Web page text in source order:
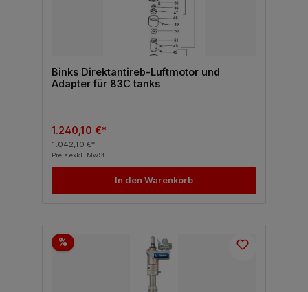
Binks Direktantireb-Luftmotor und
Adapter für 83C tanks
1.240,10 €*
1.042,10 €*
Preis exkl. MwSt.
In den Warenkorb
%